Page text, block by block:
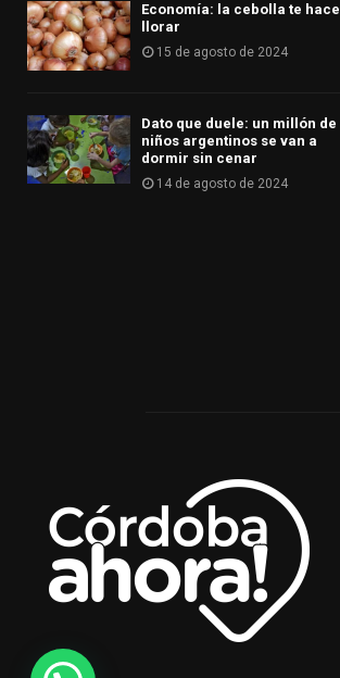
Economía: la cebolla te hace
llorar
15 de agosto de 2024
Dato que duele: un millón de
niños argentinos se van a
dormir sin cenar
14 de agosto de 2024